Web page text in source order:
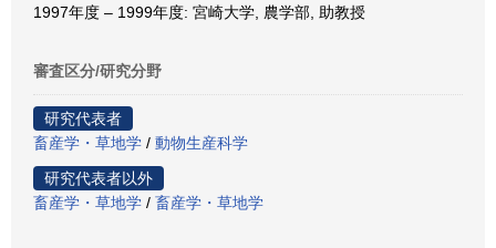
1997年度 – 1999年度: 宮崎大学, 農学部, 助教授
審査区分/研究分野
研究代表者
畜産学・草地学 / 動物生産科学
研究代表者以外
畜産学・草地学 / 畜産学・草地学